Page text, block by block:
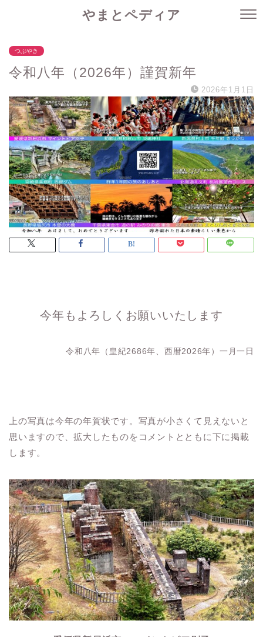
やまとペディア
つぶやき
令和八年（2026年）謹賀新年
2026年1月1日
今年もよろしくお願いいたします
令和八年（皇紀2686年、西暦2026年）一月一日
上の写真は今年の年賀状です。写真が小さくて見えないと
思いますので、拡大したものをコメントとともに下に掲載
します。